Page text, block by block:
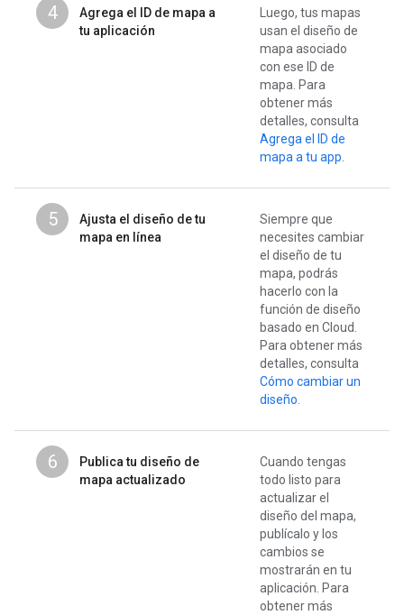
4
Agrega el ID de mapa a
tu aplicación
Luego, tus mapas
usan el diseño de
mapa asociado
con ese ID de
mapa. Para
obtener más
detalles, consulta
Agrega el ID de
mapa a tu app
5
Ajusta el diseño de tu
mapa en línea
Siempre que
necesites cambiar
el diseño de tu
mapa, podrás
hacerlo con la
función de diseño
basado en Cloud.
Para obtener más
detalles, consulta
Cómo cambiar un
diseño
6
Publica tu diseño de
mapa actualizado
Cuando tengas
todo listo para
actualizar el
diseño del mapa,
publícalo y los
cambios se
mostrarán en tu
aplicación. Para
obtener más